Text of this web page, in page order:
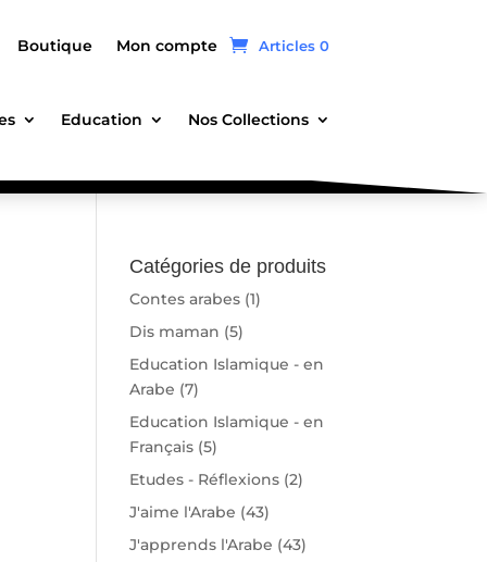
Boutique Mon compte Articles 0
Education Nos Collections
Catégories de produits
Contes arabes (1)
Dis maman (5)
Education Islamique - en
Arabe (7)
Education Islamique - en
Français (5)
Etudes - Réflexions (2)
J'aime l'Arabe (43)
J'apprends l'Arabe (43)